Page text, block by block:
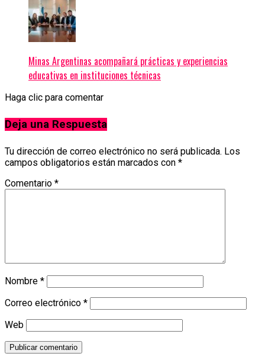
Minas Argentinas acompañará prácticas y experiencias
educativas en instituciones técnicas
Haga clic para comentar
Deja una Respuesta
Tu dirección de correo electrónico no será publicada. Los
campos obligatorios están marcados con *
Comentario *
Nombre *
Correo electrónico *
Web